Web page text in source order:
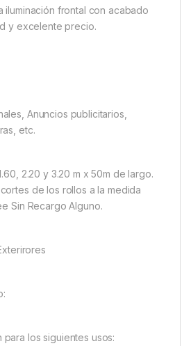
iluminación frontal con acabado
y excelente precio.
Anuncios publicitarios,
etc.
2.20 y 3.20 m x 50m de largo.
de los rollos a la medida
Sin Recargo Alguno.
los siguientes usos: